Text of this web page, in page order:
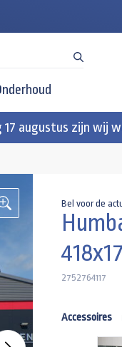
augustus zijn wij
Bel voor de
2752764117
Accessoires